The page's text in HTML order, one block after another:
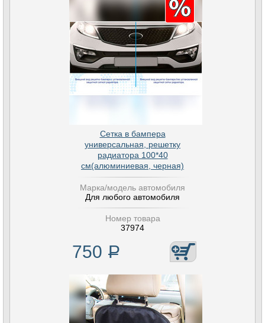
Сетка в бампера
универсальная, решетку
радиатора 100*40
см(алюминиевая, черная)
Марка/модель автомобиля
Для любого автомобиля
Номер товара
37974
750 Р